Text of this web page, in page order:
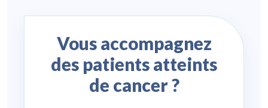
Vous accompagnez
des patients atteints
de cancer ?